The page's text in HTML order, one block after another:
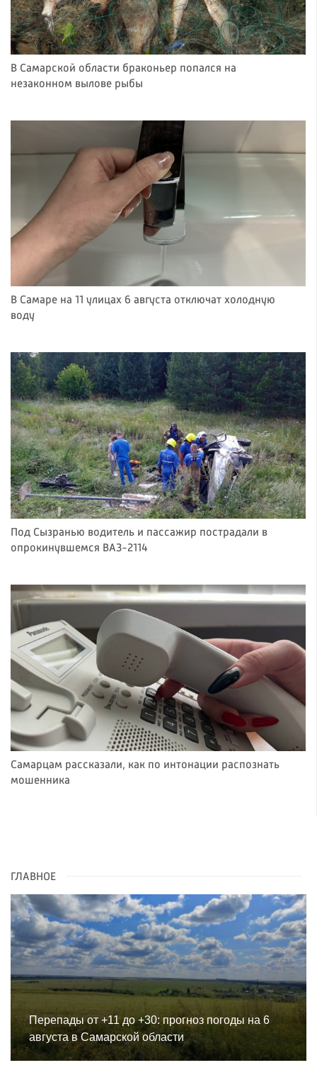
В Самарской области браконьер попался на
незаконном вылове рыбы
В Самаре на 11 улицах 6 августа отключат холодную
воду
Под Сызранью водитель и пассажир пострадали в
опрокинувшемся ВАЗ-2114
Самарцам рассказали, как по интонации распознать
мошенника
ГЛАВНОЕ
Перепады от +11 до +30: прогноз погоды на 6
августа в Самарской области